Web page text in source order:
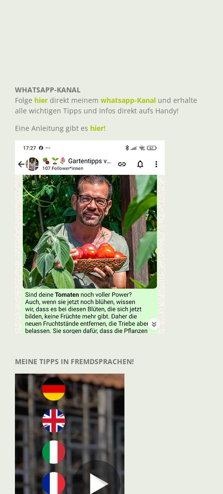
WHATSAPP-KANAL
Folge hier direkt meinem whatsapp-Kanal und erhalte
alle wichtigen Tipps und Infos direkt aufs Handy!
Eine Anleitung gibt es hier!
MEINE TIPPS IN FREMDSPRACHEN!